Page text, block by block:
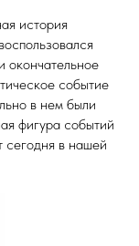
история
окончательное
событие
в нем были
фигура событий
сегодня в нашей